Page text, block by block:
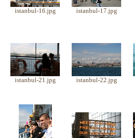
istanbul-16.jpg
istanbul-17.jpg
istanbul-21.jpg istanbul-22.jpg